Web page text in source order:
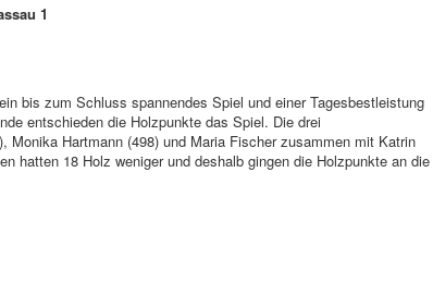
1
bis zum Schluss spannendes Spiel und einer Tagesbestleistung
entschieden die Holzpunkte das Spiel. Die drei
Monika Hartmann (498) und Maria Fischer zusammen mit Katrin
hatten 18 Holz weniger und deshalb gingen die Holzpunkte an die